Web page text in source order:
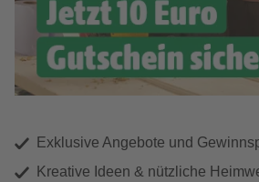
Exklusive Angebote und
Kreative Ideen & nützliche